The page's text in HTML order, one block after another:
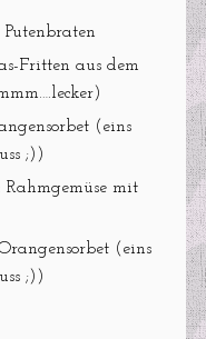
Putenbraten
Fritten aus dem
(eins
;))
mit
(eins
;))